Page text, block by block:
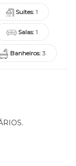
Suites: 1
Salas: 1
Banheiros: 3